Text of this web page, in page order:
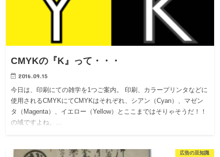
CMYKの『K』って・・・
2016.09.15
今日は、印刷にての雑学を1つご案内。 印刷、カラープリンタなどに
使用されるCMYKにてCMYKはそれぞれ、シアン（Cyan）、マゼン
タ（Magenta）、イエロー（Yellow）とここまではそりゃそうだ！！
の域ですよね。…
広告の豆知識